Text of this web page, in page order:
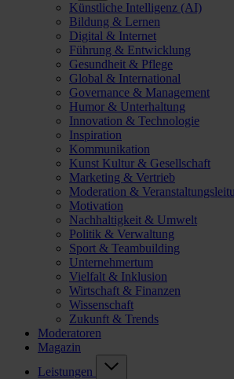
Künstliche Intelligenz (AI)
Bildung & Lernen
Digital & Internet
Führung & Entwicklung
Gesundheit & Pflege
Global & International
Governance & Management
Humor & Unterhaltung
Innovation & Technologie
Inspiration
Kommunikation
Kunst Kultur & Gesellschaft
Marketing & Vertrieb
Moderation &
Motivation
Nachhaltigkeit & Umwelt
Politik & Verwaltung
Sport & Teambuilding
Unternehmertum
Vielfalt & Inklusion
Wirtschaft & Finanzen
Wissenschaft
Zukunft & Trends
Moderatoren
Magazin
Leistungen